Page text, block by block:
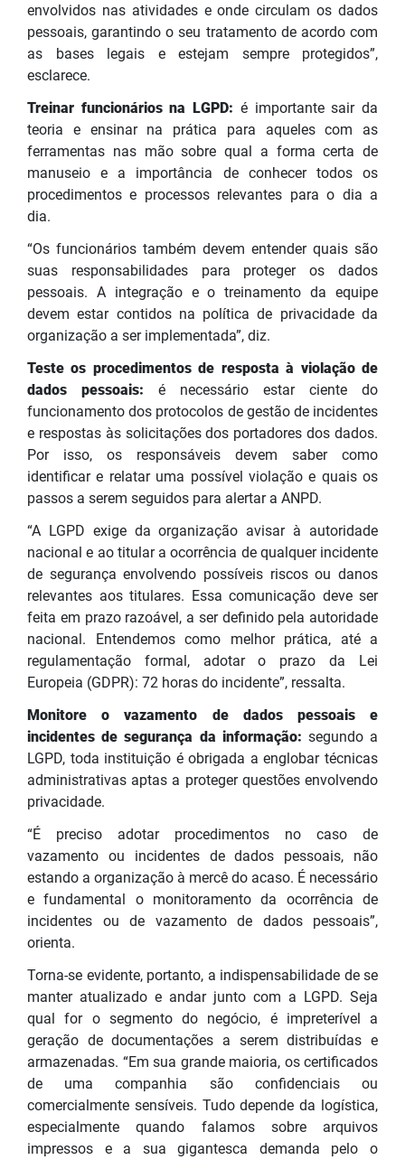
envolvidos nas atividades e onde circulam os dados
pessoais, garantindo o seu tratamento de acordo com
as bases legais e estejam sempre protegidos”,
esclarece.
Treinar funcionários na LGPD: é importante sair da
teoria e ensinar na prática para aqueles com as
ferramentas nas mão sobre qual a forma certa de
manuseio e a importância de conhecer todos os
procedimentos e processos relevantes para o dia a
dia.
“Os funcionários também devem entender quais são
suas responsabilidades para proteger os dados
pessoais. A integração e o treinamento da equipe
devem estar contidos na política de privacidade da
organização a ser implementada”, diz.
Teste os procedimentos de resposta à violação de
dados pessoais: é necessário estar ciente do
funcionamento dos protocolos de gestão de incidentes
e respostas às solicitações dos portadores dos dados.
Por isso, os responsáveis devem saber como
identificar e relatar uma possível violação e quais os
passos a serem seguidos para alertar a ANPD.
“A LGPD exige da organização avisar à autoridade
nacional e ao titular a ocorrência de qualquer incidente
de segurança envolvendo possíveis riscos ou danos
relevantes aos titulares. Essa comunicação deve ser
feita em prazo razoável, a ser definido pela autoridade
nacional. Entendemos como melhor prática, até a
regulamentação formal, adotar o prazo da Lei
Europeia (GDPR): 72 horas do incidente”, ressalta.
Monitore o vazamento de dados pessoais e
incidentes de segurança da informação: segundo a
LGPD, toda instituição é obrigada a englobar técnicas
administrativas aptas a proteger questões envolvendo
privacidade.
“É preciso adotar procedimentos no caso de
vazamento ou incidentes de dados pessoais, não
estando a organização à mercê do acaso. É necessário
e fundamental o monitoramento da ocorrência de
incidentes ou de vazamento de dados pessoais”,
orienta.
Torna-se evidente, portanto, a indispensabilidade de se
manter atualizado e andar junto com a LGPD. Seja
qual for o segmento do negócio, é impreterível a
geração de documentações a serem distribuídas e
armazenadas. “Em sua grande maioria, os certificados
de uma companhia são confidenciais ou
comercialmente sensíveis. Tudo depende da logística,
especialmente quando falamos sobre arquivos
impressos e a sua gigantesca demanda pelo o